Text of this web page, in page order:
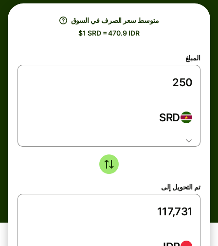
متوسط ​​سعر الصرف في السوق
$1 SRD = 470.9 IDR
المبلغ
SRD
تم التحويل إلى